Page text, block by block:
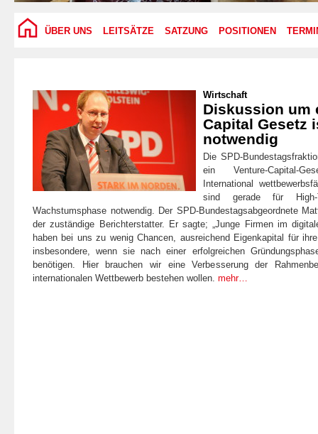
ÜBER UNS LEITSÄTZE SATZUNG POSITIONEN
Wirtschaft
Diskussion um
Capital Gesetz
notwendig
Die SPD-
ein Venture-Capital-
International
sind gerade für
Wachstumsphase notwendig. Der SPD-Bundestagsabgeordnete
der zuständige Berichterstatter. Er sagte; „Junge Firmen im
haben bei uns zu wenig Chancen, ausreichend Eigenkapital für
insbesondere, wenn sie nach einer erfolgreichen
benötigen. Hier brauchen wir eine Verbesserung der
internationalen Wettbewerb bestehen wollen. mehr…